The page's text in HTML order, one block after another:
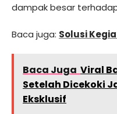
dampak besar
Baca juga: Solusi
Baca Juga Viral
Setelah Dicekoki
Eksklusif